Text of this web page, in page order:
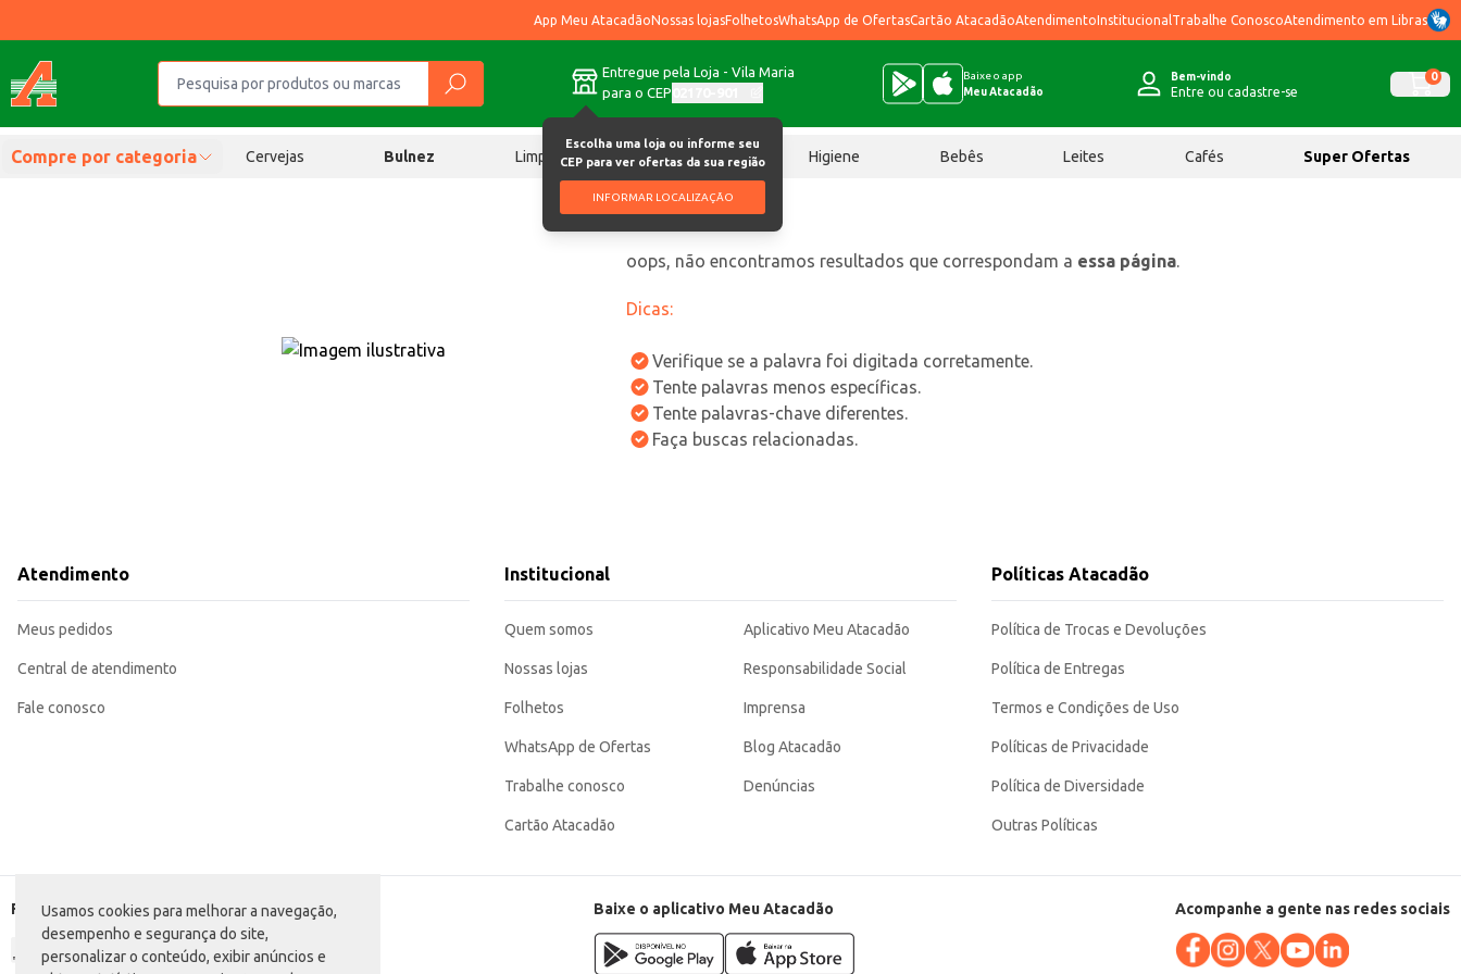
Usamos cookies para melhorar a navegação,
desempenho e segurança do site,
personalizar o conteúdo, exibir anúncios e
App Meu AtacadãoNossas lojasFolhetosWhatsApp de OfertasCartão AtacadãoAtendimentoInstitucional Trabalhe ConoscoAtendimento em Libras
Entregue pela Loja - Vila Maria
para o CEP
Escolha uma loja ou informe seu
CEP para ver ofertas da sua região
INFORMAR LOCALIZAÇÃO
Baixe o app
Meu Atacadão
Bem-vindo
Entre ou cadastre-se
0
Compre por categoria Cervejas Bulnez Limpeza Chocolates Higiene Bebês Leites Cafés Super Ofertas
oops, não encontramos resultados que correspondam a essa página.
Dicas:
Verifique se a palavra foi digitada corretamente.
Tente palavras menos específicas.
Tente palavras-chave diferentes.
Faça buscas relacionadas.
Atendimento
Meus pedidos
Central de atendimento
Fale conosco
Institucional
Quem somos
Nossas lojas
Folhetos
WhatsApp de Ofertas
Trabalhe conosco
Cartão Atacadão
Aplicativo Meu Atacadão
Responsabilidade Social
Imprensa
Blog Atacadão
Denúncias
Políticas Atacadão
Política de Trocas e Devoluções
Política de Entregas
Termos e Condições de Uso
Políticas de Privacidade
Política de Diversidade
Outras Políticas
Formas de pagamento Baixe o aplicativo Meu Atacadão Acompanhe a gente nas redes sociais